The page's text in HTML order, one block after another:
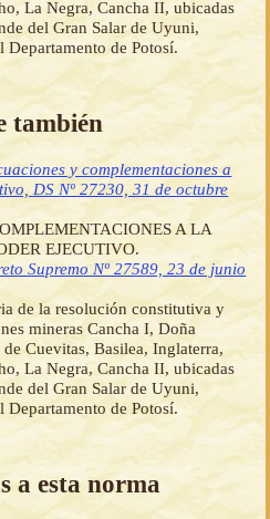
La Negra, Cancha II, ubicadas
del Gran Salar de Uyuni,
de Potosí.
también
y complementaciones a
DS Nº 27230, 31 de octubre
A LA
EJECUTIVO.
Supremo Nº 27589, 23 de junio
de la resolución constitutiva y
mineras Cancha I, Doña
Cuevitas, Basilea, Inglaterra,
La Negra, Cancha II, ubicadas
del Gran Salar de Uyuni,
de Potosí.
a esta norma